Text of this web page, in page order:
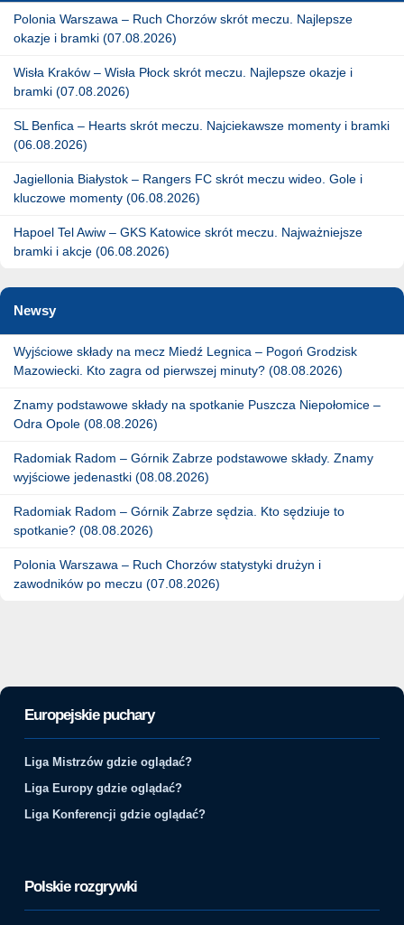
Polonia Warszawa – Ruch Chorzów skrót meczu. Najlepsze
okazje i bramki (07.08.2026)
Wisła Kraków – Wisła Płock skrót meczu. Najlepsze okazje i
bramki (07.08.2026)
SL Benfica – Hearts skrót meczu. Najciekawsze momenty i bramki
(06.08.2026)
Jagiellonia Białystok – Rangers FC skrót meczu wideo. Gole i
kluczowe momenty (06.08.2026)
Hapoel Tel Awiw – GKS Katowice skrót meczu. Najważniejsze
bramki i akcje (06.08.2026)
Newsy
Wyjściowe składy na mecz Miedź Legnica – Pogoń Grodzisk
Mazowiecki. Kto zagra od pierwszej minuty? (08.08.2026)
Znamy podstawowe składy na spotkanie Puszcza Niepołomice –
Odra Opole (08.08.2026)
Radomiak Radom – Górnik Zabrze podstawowe składy. Znamy
wyjściowe jedenastki (08.08.2026)
Radomiak Radom – Górnik Zabrze sędzia. Kto sędziuje to
spotkanie? (08.08.2026)
Polonia Warszawa – Ruch Chorzów statystyki drużyn i
zawodników po meczu (07.08.2026)
Europejskie puchary
Liga Mistrzów gdzie oglądać?
Liga Europy gdzie oglądać?
Liga Konferencji gdzie oglądać?
Polskie rozgrywki